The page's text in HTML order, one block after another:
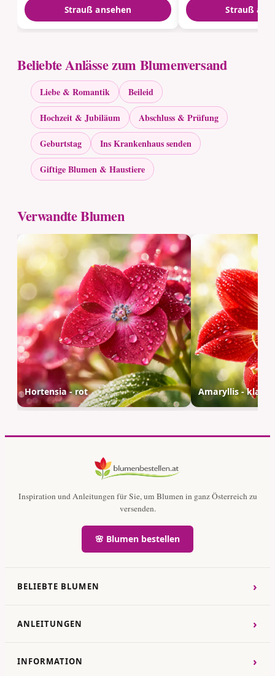
Strauß ansehen Strauß
Beliebte Anlässe zum Blumenversand
Liebe & Romantik
Beileid
Hochzeit & Jubiläum
Abschluss & Prüfung
Geburtstag
Ins Krankenhaus senden
Giftige Blumen & Haustiere
Verwandte Blumen
Hortensia - rot Amaryllis -
Inspiration und Anleitungen für Sie, um Blumen in ganz Österreich zu
versenden.
🌸 Blumen bestellen
BELIEBTE BLUMEN ›
ANLEITUNGEN ›
INFORMATION ›